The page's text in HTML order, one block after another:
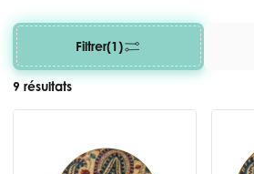
Filtrer(1)
9 résultats